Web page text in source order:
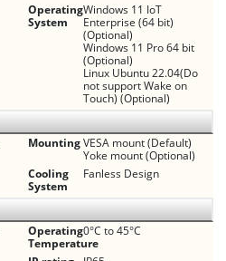
Operating
System
Windows 11 IoT
Enterprise (64 bit)
(Optional)
Windows 11 Pro 64 bit
(Optional)
Linux Ubuntu 22.04(Do
not support Wake on
Touch) (Optional)
MountingVESA mount (Default)
Yoke mount (Optional)
Cooling
System
Fanless Design
Operating
Temperature
0°C to 45°C